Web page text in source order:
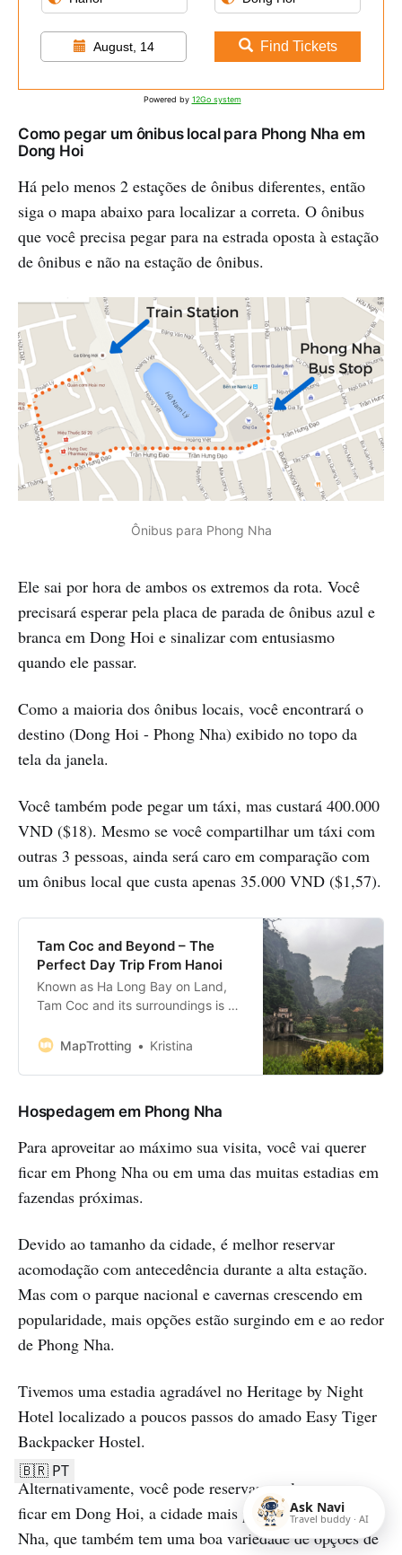
August, 14 Find Tickets
Powered by 12Go system
Como pegar um ônibus local para Phong Nha em
Dong Hoi
Há pelo menos 2 estações de ônibus diferentes, então
siga o mapa abaixo para localizar a correta. O ônibus
que você precisa pegar para na estrada oposta à estação
de ônibus e não na estação de ônibus.
Ônibus para Phong Nha
Ele sai por hora de ambos os extremos da rota. Você
precisará esperar pela placa de parada de ônibus azul e
branca em Dong Hoi e sinalizar com entusiasmo
quando ele passar.
Como a maioria dos ônibus locais, você encontrará o
destino (Dong Hoi - Phong Nha) exibido no topo da
tela da janela.
Você também pode pegar um táxi, mas custará 400.000
VND ($18). Mesmo se você compartilhar um táxi com
outras 3 pessoas, ainda será caro em comparação com
um ônibus local que custa apenas 35.000 VND ($1,57).
Tam Coc and Beyond – The
Perfect Day Trip From Hanoi
Known as Ha Long Bay on Land,
Tam Coc and its surroundings is a
with sunken rice fields, glorious
River, the area offers many things
visitors. Located in Ninh Binh
MapTrotting Kristina
Hospedagem em Phong Nha
Para aproveitar ao máximo sua visita, você vai querer
ficar em Phong Nha ou em uma das muitas estadias em
fazendas próximas.
Devido ao tamanho da cidade, é melhor reservar
acomodação com antecedência durante a alta estação.
Mas com o parque nacional e cavernas crescendo em
popularidade, mais opções estão surgindo em e ao redor
de Phong Nha.
Tivemos uma estadia agradável no Heritage by Night
Hotel localizado a poucos passos do amado Easy Tiger
Backpacker Hostel.
Alternativamente, você pode reservar um lugar para
ficar em Dong Hoi, a cidade mais próxima de Phong
Nha, que também tem uma boa variedade de opções de
Ask Navi
Travel buddy · AI
🇧🇷 PT